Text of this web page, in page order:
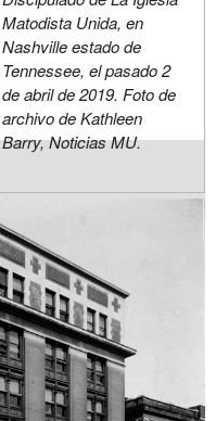
Matodista Unida, en
Nashville estado de
Tennessee, el pasado 2
de abril de 2019. Foto de
archivo de Kathleen
Barry, Noticias MU.